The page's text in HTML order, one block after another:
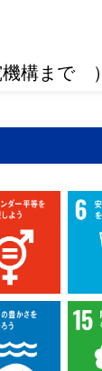
構まで ）